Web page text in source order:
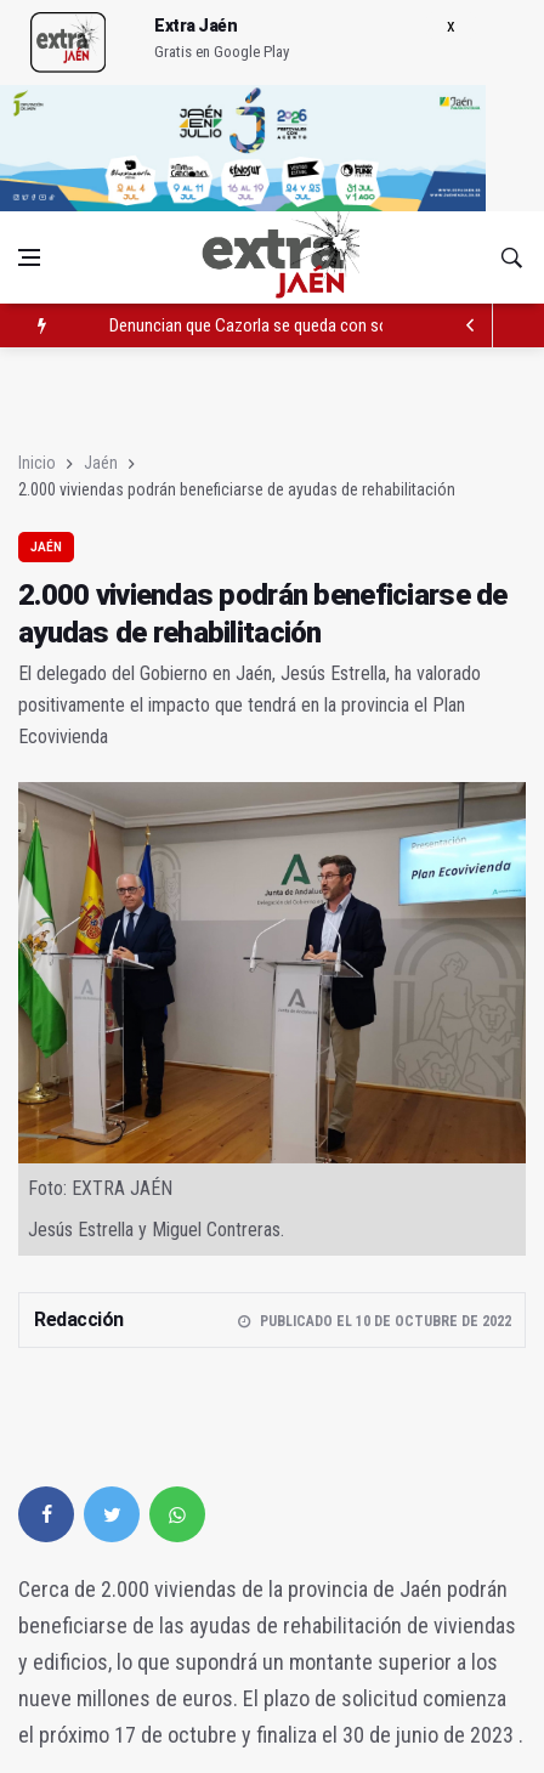
Extra Jaén
Gratis en Google Play
Denuncian que Cazorla se queda con solo dos bomberos por
Inicio
Jaén
2.000 viviendas podrán beneficiarse de ayudas de rehabilitación
JAÉN
2.000 viviendas podrán beneficiarse de
ayudas de rehabilitación
El delegado del Gobierno en Jaén, Jesús Estrella, ha valorado
positivamente el impacto que tendrá en la provincia el Plan
Ecovivienda
Foto: EXTRA JAÉN
Jesús Estrella y Miguel Contreras.
Redacción PUBLICADO EL 10 DE OCTUBRE DE 2022
Cerca de 2.000 viviendas de la provincia de Jaén podrán
beneficiarse de las ayudas de rehabilitación de viviendas
y edificios, lo que supondrá un montante superior a los
nueve millones de euros. El plazo de solicitud comienza
el próximo 17 de octubre y finaliza el 30 de junio de 2023 .